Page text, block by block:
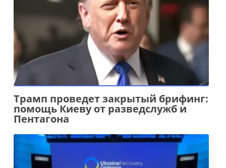
Трамп проведет закрытый брифинг:
помощь Киеву от разведслужб и
Пентагона